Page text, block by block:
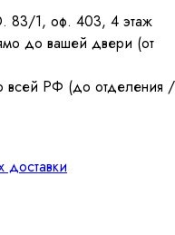
83/1, оф. 403, 4 этаж
до вашей двери (от
всей РФ (до отделения /